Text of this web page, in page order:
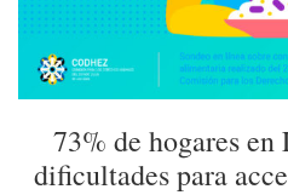
73% de hogares
dificultades para